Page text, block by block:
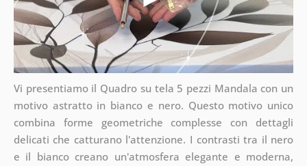
Vi presentiamo il Quadro su tela 5 pezzi Mandala con un
motivo astratto in bianco e nero. Questo motivo unico
combina forme geometriche complesse con dettagli
delicati che catturano l'attenzione. I contrasti tra il nero
e il bianco creano un'atmosfera elegante e moderna,